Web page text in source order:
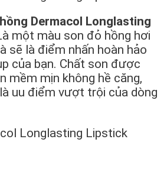
Dermacol Longlasting
một màu son đỏ hồng hơi
sẽ là điểm nhấn hoàn hảo
của bạn. Chất son được
mềm mịn không hề căng,
uu điểm vượt trội của dòng